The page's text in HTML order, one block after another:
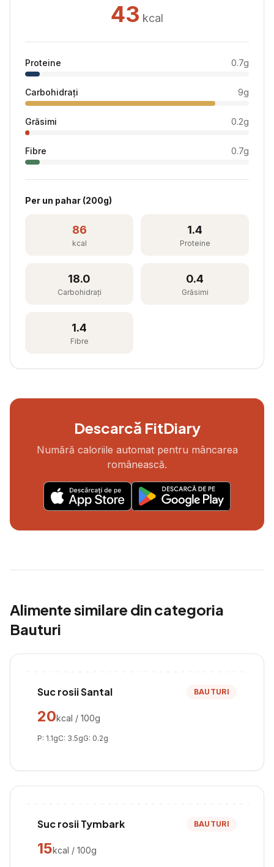
43 kcal
Proteine 0.7g
Carbohidrați 9g
Grăsimi 0.2g
Fibre 0.7g
Per un pahar (200g)
86
kcal
1.4
Proteine
18.0
Carbohidrați
0.4
Grăsimi
1.4
Fibre
Descarcă FitDiary
Numără caloriile automat pentru mâncarea
românească.
Alimente similare din categoria
Bauturi
Suc rosii Santal BAUTURI
20kcal / 100g
P: 1.1gC: 3.5gG: 0.2g
Suc rosii Tymbark BAUTURI
15kcal / 100g